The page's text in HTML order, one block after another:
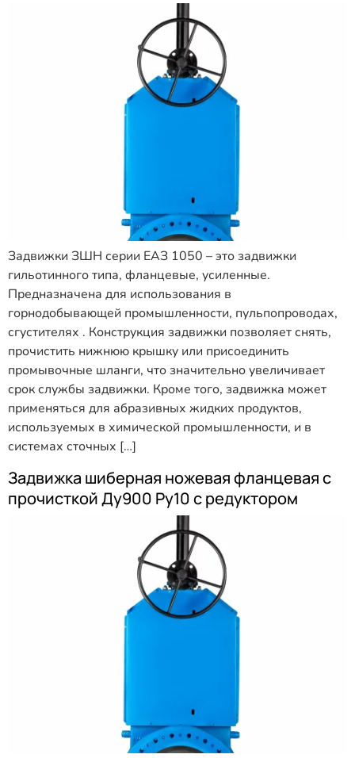
Задвижки ЗШН серии ЕАЗ 1050 – это задвижки
гильотинного типа, фланцевые, усиленные.
Предназначена для использования в
горнодобывающей промышленности, пульпопроводах,
сгустителях . Конструкция задвижки позволяет снять,
прочистить нижнюю крышку или присоединить
промывочные шланги, что значительно увеличивает
срок службы задвижки. Кроме того, задвижка может
применяться для абразивных жидких продуктов,
используемых в химической промышленности, и в
системах сточных […]
Задвижка шиберная ножевая фланцевая с
прочисткой Ду900 Ру10 с редуктором